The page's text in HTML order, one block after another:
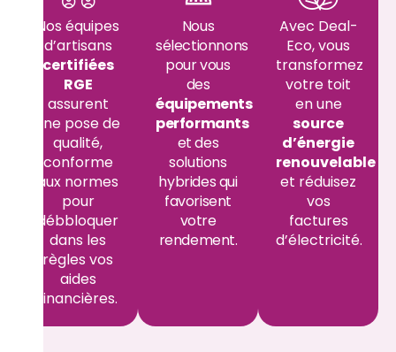
Nos équipes
d’artisans
certifiées
RGE
assurent
une pose de
qualité,
conforme
aux normes
pour
débbloquer
dans les
règles vos
aides
financières.
Nous
sélectionnons
pour vous
des
équipements
performants
et des
solutions
hybrides qui
favorisent
votre
rendement.
Avec Deal-
Eco, vous
transformez
votre toit
en une
source
d’énergie
renouvelable
et réduisez
vos
factures
d’électricité.